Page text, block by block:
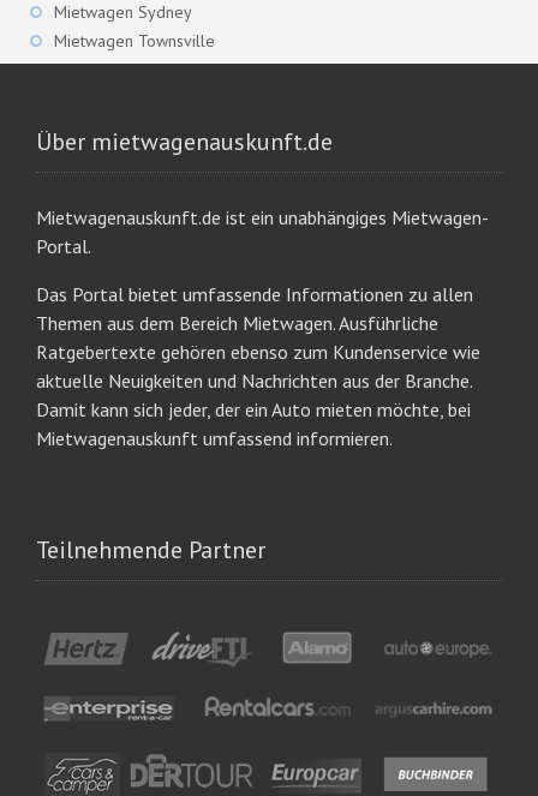
Mietwagen Sydney
Mietwagen Townsville
Über mietwagenauskunft.de
Mietwagenauskunft.de ist ein unabhängiges Mietwagen-
Portal.
Das Portal bietet umfassende Informationen zu allen
Themen aus dem Bereich Mietwagen. Ausführliche
Ratgebertexte gehören ebenso zum Kundenservice wie
aktuelle Neuigkeiten und Nachrichten aus der Branche.
Damit kann sich jeder, der ein Auto mieten möchte, bei
Mietwagenauskunft umfassend informieren.
Teilnehmende Partner